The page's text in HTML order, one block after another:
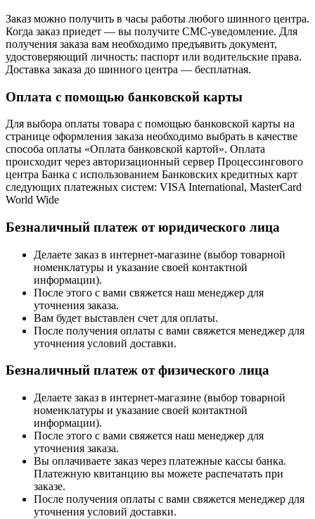
Заказ можно получить в часы работы любого шинного центра.
Когда заказ приедет — вы получите СМС-уведомление. Для
получения заказа вам необходимо предъявить документ,
удостоверяющий личность: паспорт или водительские права.
Доставка заказа до шинного центра — бесплатная.
Оплата с помощью банковской карты
Для выбора оплаты товара с помощью банковской карты на
странице оформления заказа необходимо выбрать в качестве
способа оплаты «Оплата банковской картой». Оплата
происходит через авторизационный сервер Процессингового
центра Банка с использованием Банковских кредитных карт
следующих платежных систем: VISA International, MasterCard
World Wide
Безналичный платеж от юридического лица
Делаете заказ в интернет-магазине (выбор товарной
номенклатуры и указание своей контактной
информации).
После этого с вами свяжется наш менеджер для
уточнения заказа.
Вам будет выставлен счет для оплаты.
После получения оплаты с вами свяжется менеджер для
уточнения условий доставки.
Безналичный платеж от физического лица
Делаете заказ в интернет-магазине (выбор товарной
номенклатуры и указание своей контактной
информации).
После этого с вами свяжется наш менеджер для
уточнения заказа.
Вы оплачиваете заказ через платежные кассы банка.
Платежную квитанцию вы можете распечатать при
заказе.
После получения оплаты с вами свяжется менеджер для
уточнения условий доставки.